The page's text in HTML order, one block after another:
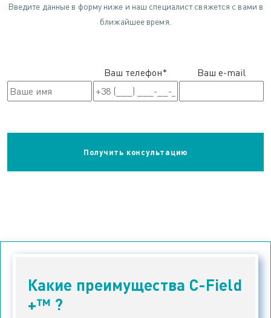
Введите данные в форму ниже и наш специалист свяжется с вами в
ближайшее время.
Ваш телефон* Ваш e-mail
Какие преимущества C-Field
+™ ?